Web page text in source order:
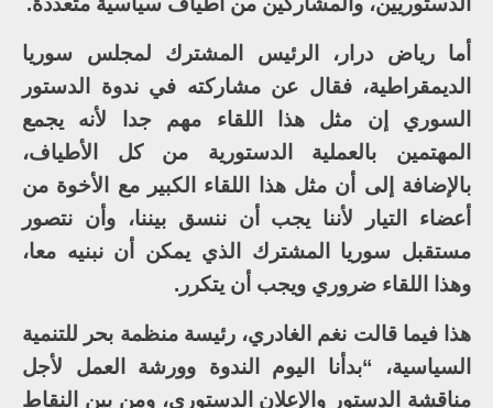
أما رياض درار، الرئيس المشترك لمجلس سوريا
الديمقراطية، فقال عن مشاركته في ندوة الدستور
السوري إن مثل هذا اللقاء مهم جدا لأنه يجمع
المهتمين بالعملية الدستورية من كل الأطياف،
بالإضافة إلى أن مثل هذا اللقاء الكبير مع الأخوة من
أعضاء التيار لأننا يجب أن ننسق بيننا، وأن نتصور
مستقبل سوريا المشترك الذي يمكن أن نبنيه معا،
وهذا اللقاء ضروري ويجب أن يتكرر.
هذا فيما قالت نغم الغادري، رئيسة منظمة بحر للتنمية
السياسية، “بدأنا اليوم الندوة وورشة العمل لأجل
مناقشة الدستور والإعلان الدستوري، ومن بين النقاط